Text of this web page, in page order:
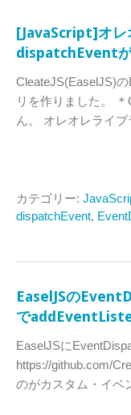
[JavaScript]オレ
dispatchEvent
CleateJS(EaselJS)
リを作りました。
ん。 オレオレライ
カテゴリー:
dispatchEvent,
EaselJSの
で
EaselJSに
https://github.com/
のがカスタム・イベ